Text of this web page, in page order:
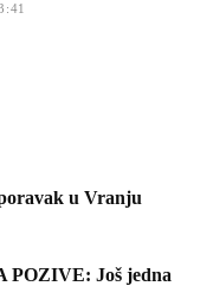
u Vranju
Još jedna